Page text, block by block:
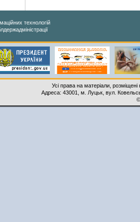
технологій
Усі права на матеріали,
Адреса: 43001, м. Луцьк, вул.